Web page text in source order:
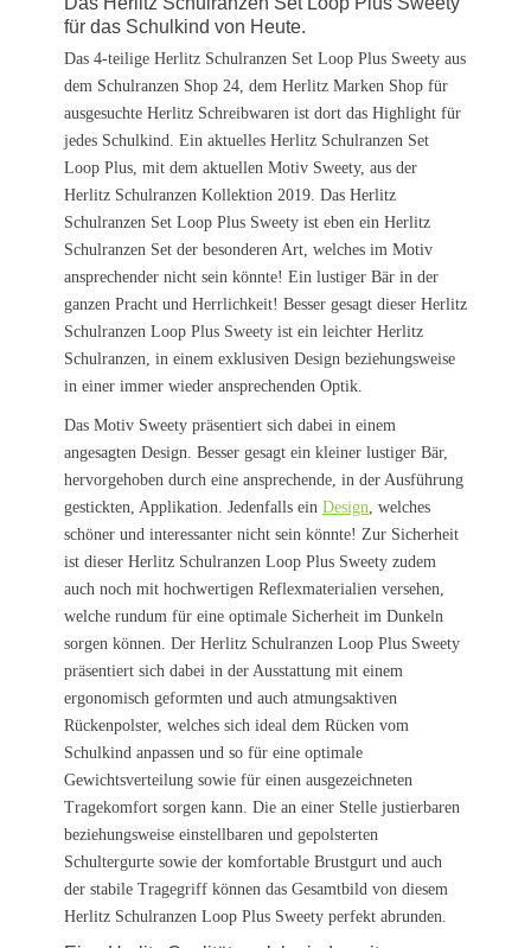
für das Schulkind von Heute.
Das 4-teilige Herlitz Schulranzen Set Loop Plus Sweety aus
dem Schulranzen Shop 24, dem Herlitz Marken Shop für
ausgesuchte Herlitz Schreibwaren ist dort das Highlight für
jedes Schulkind. Ein aktuelles Herlitz Schulranzen Set
Loop Plus, mit dem aktuellen Motiv Sweety, aus der
Herlitz Schulranzen Kollektion 2019. Das Herlitz
Schulranzen Set Loop Plus Sweety ist eben ein Herlitz
Schulranzen Set der besonderen Art, welches im Motiv
ansprechender nicht sein könnte! Ein lustiger Bär in der
ganzen Pracht und Herrlichkeit! Besser gesagt dieser Herlitz
Schulranzen Loop Plus Sweety ist ein leichter Herlitz
Schulranzen, in einem exklusiven Design beziehungsweise
in einer immer wieder ansprechenden Optik.
Das Motiv Sweety präsentiert sich dabei in einem
angesagten Design. Besser gesagt ein kleiner lustiger Bär,
hervorgehoben durch eine ansprechende, in der Ausführung
gestickten, Applikation. Jedenfalls ein Design, welches
schöner und interessanter nicht sein könnte! Zur Sicherheit
ist dieser Herlitz Schulranzen Loop Plus Sweety zudem
auch noch mit hochwertigen Reflexmaterialien versehen,
welche rundum für eine optimale Sicherheit im Dunkeln
sorgen können. Der Herlitz Schulranzen Loop Plus Sweety
präsentiert sich dabei in der Ausstattung mit einem
ergonomisch geformten und auch atmungsaktiven
Rückenpolster, welches sich ideal dem Rücken vom
Schulkind anpassen und so für eine optimale
Gewichtsverteilung sowie für einen ausgezeichneten
Tragekomfort sorgen kann. Die an einer Stelle justierbaren
beziehungsweise einstellbaren und gepolsterten
Schultergurte sowie der komfortable Brustgurt und auch
der stabile Tragegriff können das Gesamtbild von diesem
Herlitz Schulranzen Loop Plus Sweety perfekt abrunden.